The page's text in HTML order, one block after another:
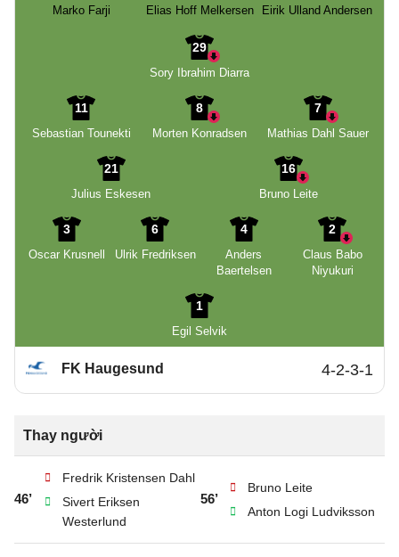
Marko Farji
Elias Hoff Melkersen
Eirik Ulland Andersen
29
Sory Ibrahim Diarra
11
Sebastian Tounekti
8
Morten Konradsen
7
Mathias Dahl Sauer
21
Julius Eskesen
16
Bruno Leite
3
Oscar Krusnell
6
Ulrik Fredriksen
4
Anders
Baertelsen
2
Claus Babo
Niyukuri
1
Egil Selvik
FK Haugesund 4-2-3-1
Thay người
46’
Fredrik Kristensen Dahl
Sivert Eriksen
Westerlund
56’
Bruno Leite
Anton Logi Ludviksson